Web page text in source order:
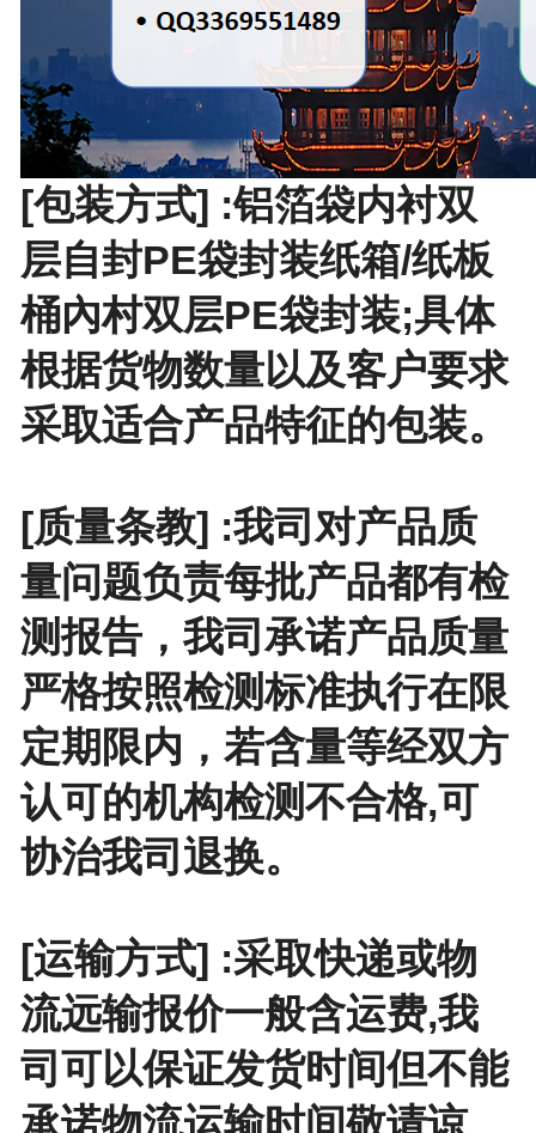
[包装方式] :铝箔袋内衬双
层自封PE袋封装纸箱/纸板
桶內村双层PE袋封装;具体
根据货物数量以及客户要求
采取适合产品特征的包装。
[质量条教] :我司对产品质
量问题负责每批产品都有检
测报告，我司承诺产品质量
严格按照检测标准执行在限
定期限内，若含量等经双方
认可的机构检测不合格,可
协治我司退换。
[运输方式] :采取快递或物
流远输报价一般含运费,我
司可以保证发货时间但不能
承诺物流运输时间敬请谅